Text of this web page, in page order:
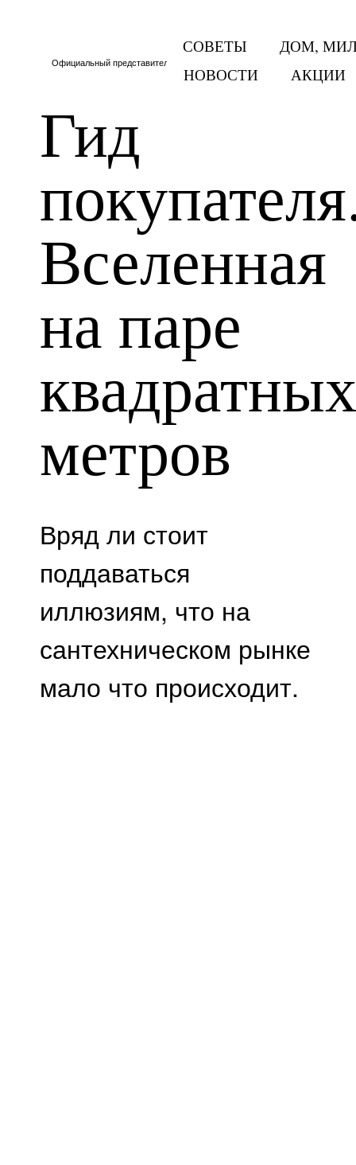
Официальный представитель Тритон в Москве и МО
СОВЕТЫ
ДОМ,
НОВОСТИ
АКЦИИ
Гид
Вселенная
на паре
квадратных
метров
Вряд ли стоит
поддаваться
иллюзиям, что на
сантехническом рынке
мало что происходит.